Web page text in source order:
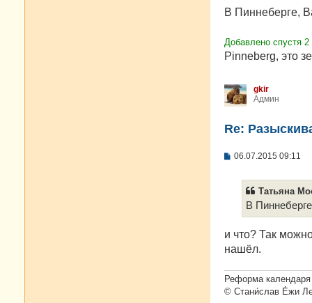
о
е
н
и
В Пиннеберге,
Добавлено спустя
Pinneberg, это
gkir
Админ
Re:
С
е
06.07.2015 09:11
Татьяна
В
и что? Так
нашёл.
Реформа
© Стани́слав Е́жи